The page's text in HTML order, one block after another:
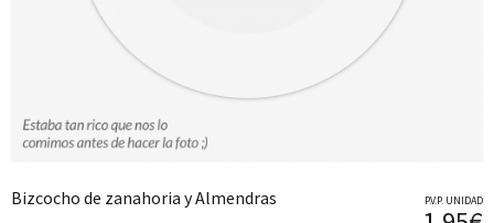
Bizcocho de zanahoria y Almendras P.V.P. UNIDAD